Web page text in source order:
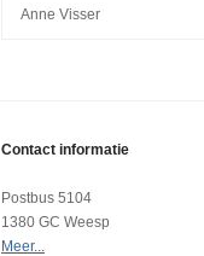
Anne Visser
Contact informatie
Postbus 5104
1380 GC Weesp
Meer...